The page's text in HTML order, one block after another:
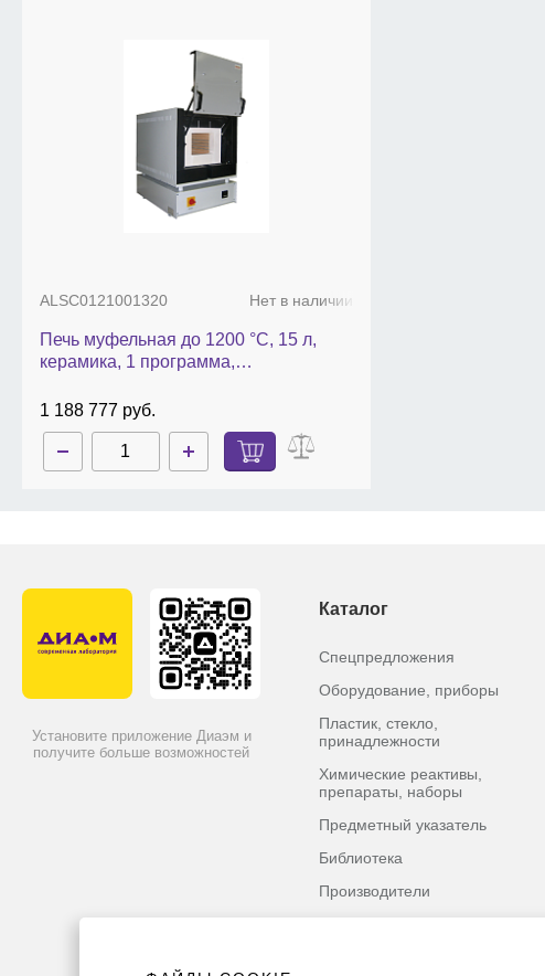
ALSC0121001320 Нет в наличии
Печь муфельная до 1200 °С, 15 л,
керамика, 1 программа,
1 188 777 руб.
Установите приложение Диаэм и
получите больше возможностей
Каталог
Спецпредложения
Оборудование, приборы
Пластик, стекло,
принадлежности
Химические реактивы,
препараты, наборы
Предметный указатель
Библиотека
Производители